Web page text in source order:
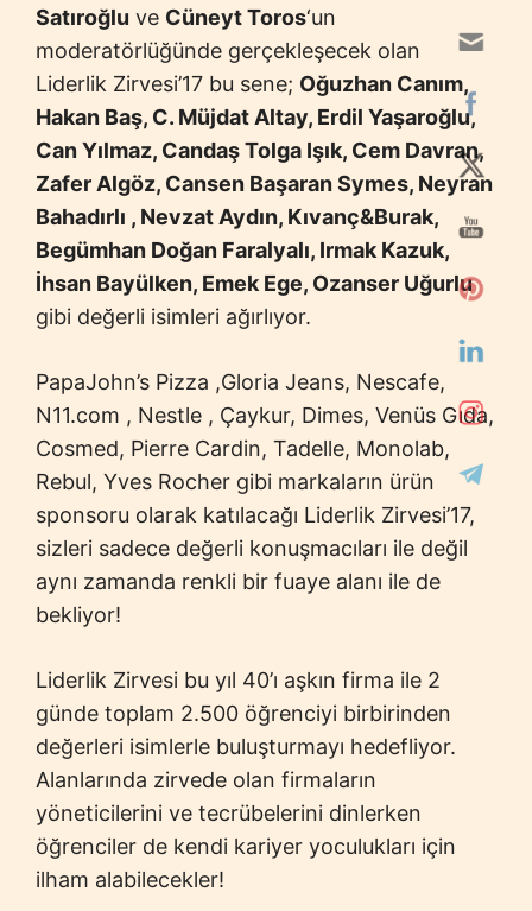
Satıroğlu ve Cüneyt Toros‘un
moderatörlüğünde gerçekleşecek olan
Liderlik Zirvesi’17 bu sene; Oğuzhan Canım,
Hakan Baş, C. Müjdat Altay, Erdil Yaşaroğlu,
Can Yılmaz, Candaş Tolga Işık, Cem Davran,
Zafer Algöz, Cansen Başaran Symes, Neyran
Bahadırlı , Nevzat Aydın, Kıvanç&Burak,
Begümhan Doğan Faralyalı, Irmak Kazuk,
İhsan Bayülken, Emek Ege, Ozanser Uğurlu
gibi değerli isimleri ağırlıyor.
PapaJohn’s Pizza ,Gloria Jeans, Nescafe,
N11.com , Nestle , Çaykur, Dimes, Venüs Gıda,
Cosmed, Pierre Cardin, Tadelle, Monolab,
Rebul, Yves Rocher gibi markaların ürün
sponsoru olarak katılacağı Liderlik Zirvesi’17,
sizleri sadece değerli konuşmacıları ile değil
aynı zamanda renkli bir fuaye alanı ile de
bekliyor!
Liderlik Zirvesi bu yıl 40’ı aşkın firma ile 2
günde toplam 2.500 öğrenciyi birbirinden
değerleri isimlerle buluşturmayı hedefliyor.
Alanlarında zirvede olan firmaların
yöneticilerini ve tecrübelerini dinlerken
öğrenciler de kendi kariyer yoculukları için
ilham alabilecekler!